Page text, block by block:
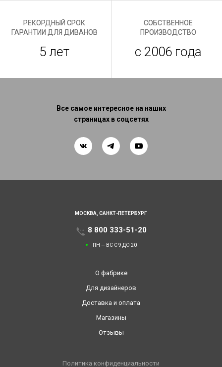
РЕКОРДНЫЙ СРОК
ГАРАНТИИ ДЛЯ ДИВАНОВ
5 лет
СОБСТВЕННОЕ
ПРОИЗВОДСТВО
с 2006 года
Все самое интересное на наших
страницах в соцсетях
МОСКВА, САНКТ-ПЕТЕРБУРГ
8 800 333-51-20
ПН — ВС С 9 ДО 20
О фабрике
Для дизайнеров
Доставка и оплата
Магазины
Отзывы
Политика конфиденциальности